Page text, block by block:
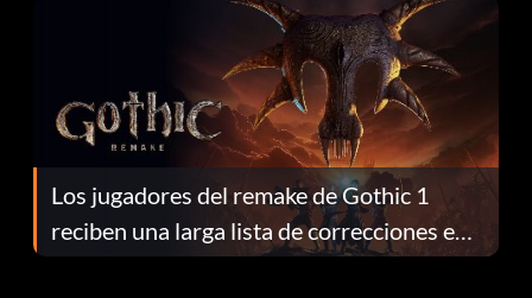
Los jugadores del remake de Gothic 1
reciben una larga lista de correcciones en
el parche 1.0.4